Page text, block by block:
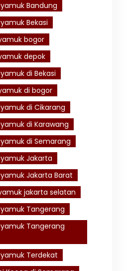
Bandung
Bekasi
bogor
depok
di Bekasi
di bogor
di Cikarang
di Karawang
di Semarang
Jakarta
Jakarta Barat
jakarta selatan
Tangerang
Tangerang
Terdekat